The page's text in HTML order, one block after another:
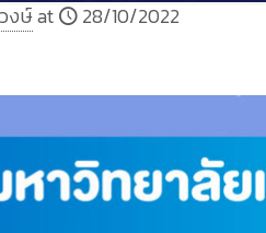
งษ์at 28/10/2022